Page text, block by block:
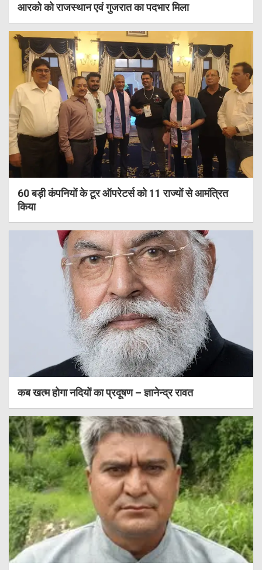
आरको को राजस्थान एवं गुजरात का पदभार मिला
60 बड़ी कंपनियों के टूर ऑपरेटर्स को 11 राज्यों से आमंत्रित
किया
कब खत्म होगा नदियों का प्रदूषण – ज्ञानेन्द्र रावत